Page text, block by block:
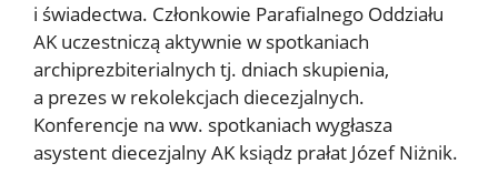
i świadectwa. Członkowie Parafialnego Oddziału
AK uczestniczą aktywnie w spotkaniach
archiprezbiterialnych tj. dniach skupienia,
a prezes w rekolekcjach diecezjalnych.
Konferencje na ww. spotkaniach wygłasza
asystent diecezjalny AK ksiądz prałat Józef Niżnik.